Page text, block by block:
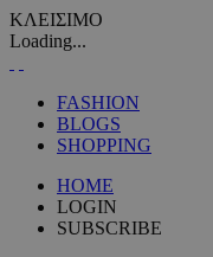
ΚΛΕΙΣΙΜΟ
Loading...
FASHION
BLOGS
SHOPPING
HOME
LOGIN
SUBSCRIBE